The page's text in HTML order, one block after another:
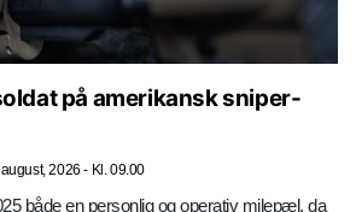
på amerikansk sniper-
2026 - Kl. 09.00
både en personlig og operativ milepæl, da